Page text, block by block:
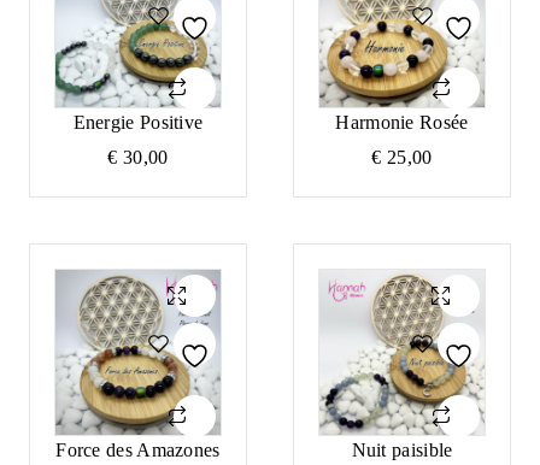
Energie Positive
€ 30,00
Harmonie Rosée
€ 25,00
Force des Amazones
Nuit paisible